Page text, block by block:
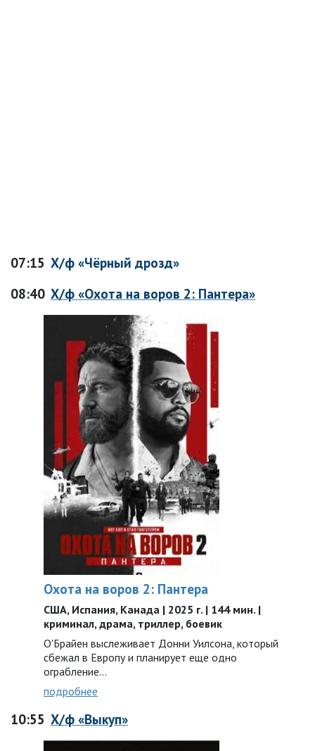
07:15 Х/ф «Чёрный дрозд»
08:40 Х/ф «Охота на воров 2: Пантера»
Охота на воров 2: Пантера
США, Испания, Канада | 2025 г. | 144 мин. |
криминал, драма, триллер, боевик
О'Брайен выслеживает Донни Уилсона, который
сбежал в Европу и планирует еще одно
ограбление…
подробнее
10:55 Х/ф «Выкуп»